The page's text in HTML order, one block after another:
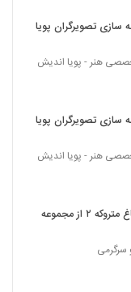
تصویرگران پویا
هنر - پویا اندیش
تصویرگران پویا
هنر - پویا اندیش
تیزر اتاق فرار باغ متروکه ۲ از مجموعه
سرگرمی